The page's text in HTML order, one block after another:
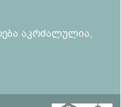
აკრძალულია,